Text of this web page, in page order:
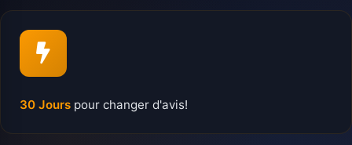
30 Jours pour changer d'avis!